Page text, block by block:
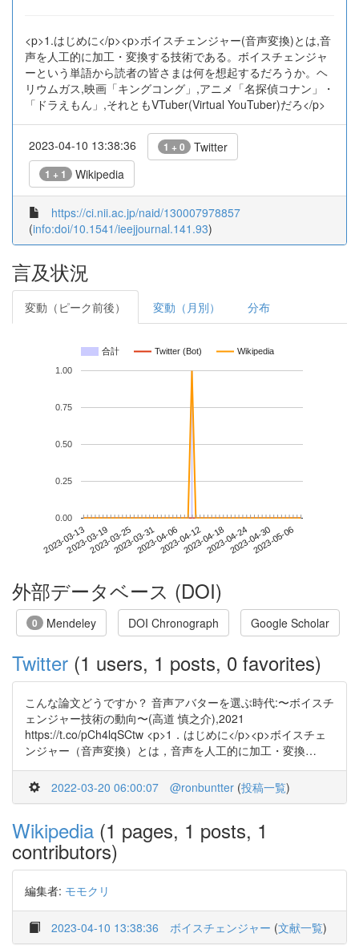
<p>1.はじめに</p><p>ボイスチェンジャー(音声変換)とは,音
声を人工的に加工・変換する技術である。ボイスチェンジャ
ーという単語から読者の皆さまは何を想起するだろうか。ヘ
リウムガス,映画「キングコング」,アニメ「名探偵コナン」・
「ドラえもん」,それともVTuber(Virtual YouTuber)だろ</p>
2023-04-10 13:38:36 1 + 0 Twitter
1 + 1 Wikipedia
https://ci.nii.ac.jp/naid/130007978857
(info:doi/10.1541/ieejjournal.141.93)
言及状況
変動（ピーク前後） 変動（月別） 分布
合計 Twitter (Bot) Wikipedia
2023-03-132023-03-192023-03-252023-03-312023-04-062023-04-122023-04-182023-04-242023-04-302023-05-06
0.00
0.25
0.50
0.75
1.00
外部データベース (DOI)
0 Mendeley DOI Chronograph Google Scholar
Twitter (1 users, 1 posts, 0 favorites)
こんな論文どうですか？ 音声アバターを選ぶ時代:〜ボイスチ
ェンジャー技術の動向〜(高道 慎之介),2021
https://t.co/pCh4lqSCtw <p>1．はじめに</p><p>ボイスチェ
ンジャー（音声変換）とは，音声を人工的に加工・変換…
2022-03-20 06:00:07 @ronbuntter (投稿一覧)
Wikipedia (1 pages, 1 posts, 1
contributors)
編集者: モモクリ
2023-04-10 13:38:36 ボイスチェンジャー (文献一覧)